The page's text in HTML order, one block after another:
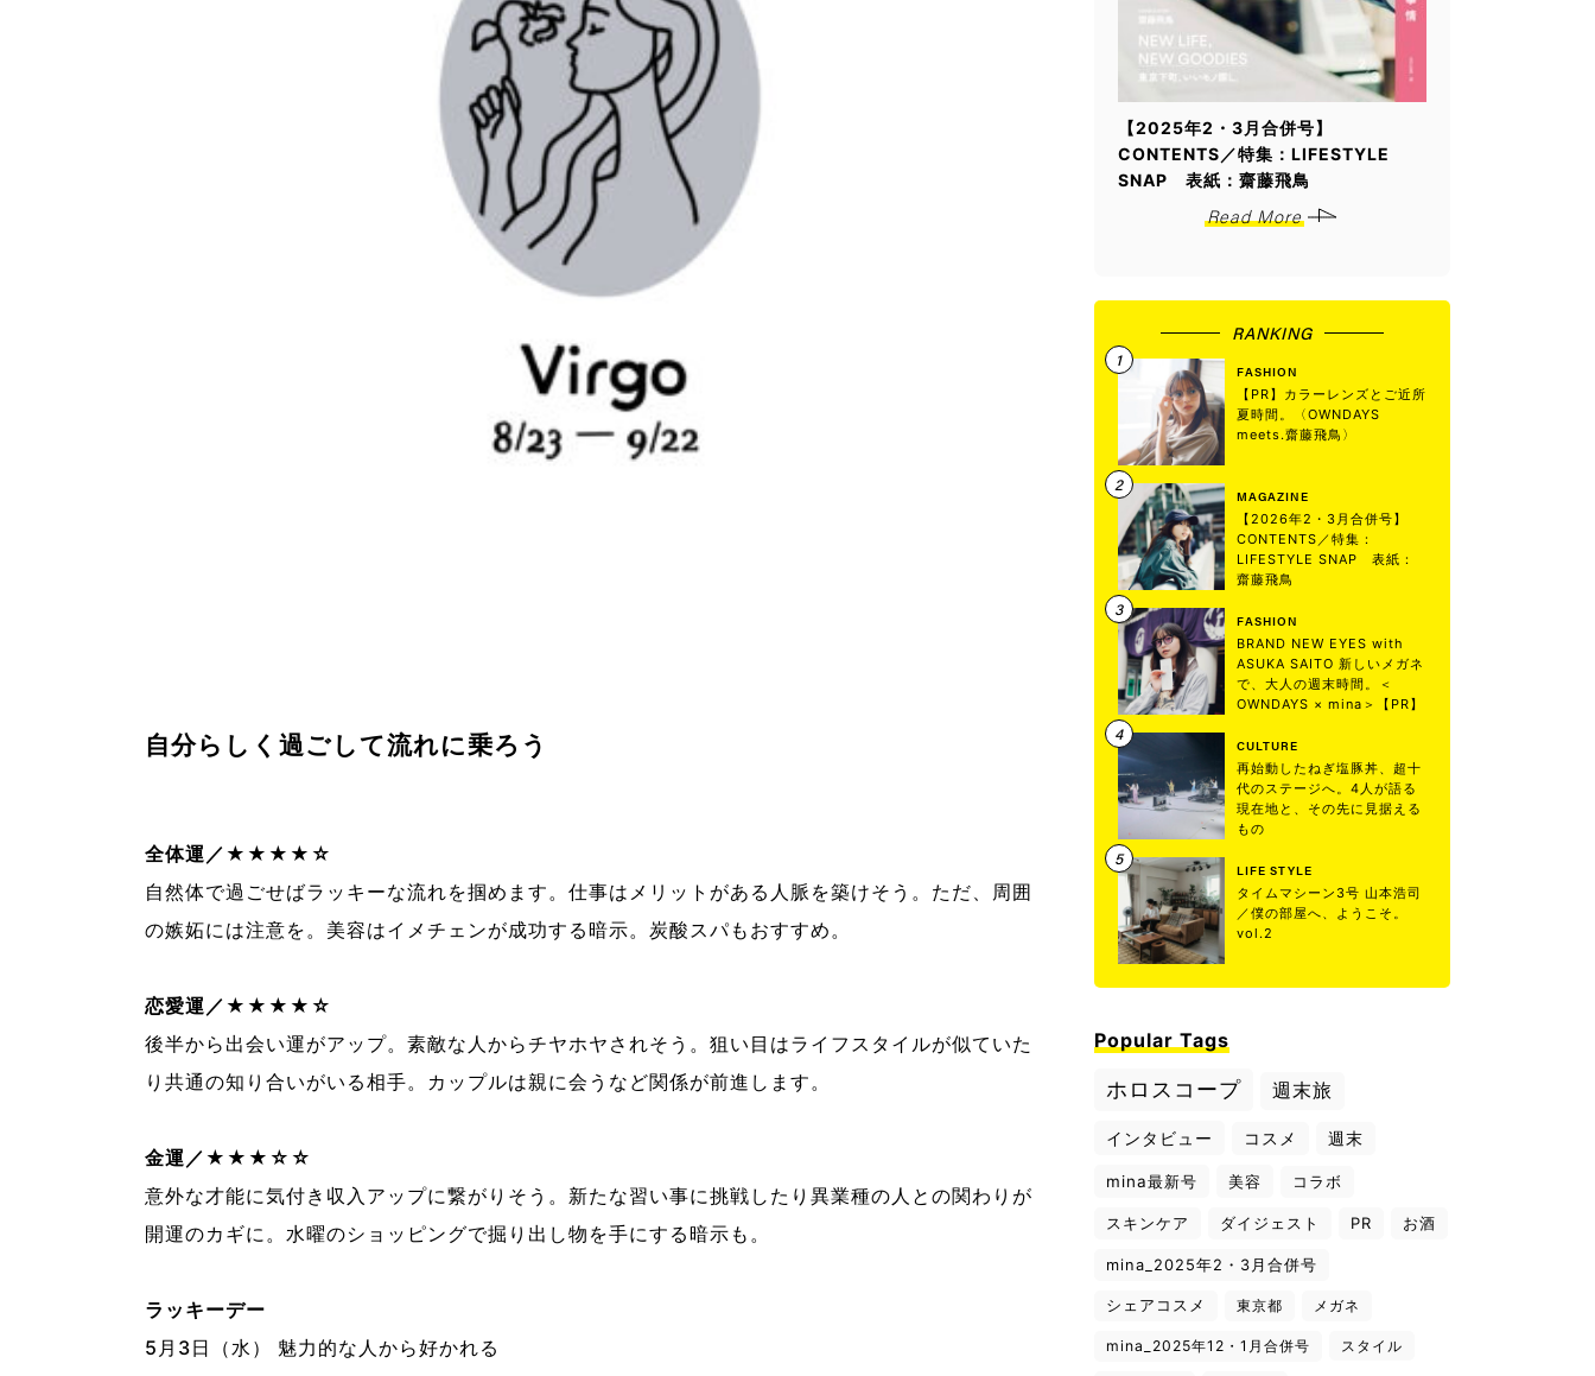
自分らしく過ごして流れに乗ろう
全体運／★★★★☆
自然体で過ごせばラッキーな流れを掴めます。 仕事はメリ ットがある人脈を築けそう。 ただ、 周囲
の嫉妬には注意を。 美容はイメチェンが成功する暗示。 炭酸スパもおすすめ。
恋愛運／★★★★☆
後半から出会い運がアップ。 素敵な人からチヤホヤされそ う。 狙い目はライフスタイルが似ていた
り共通の知り合いがいる相手。 カップルは親に会うなど関係が前進します。
金運／★★★☆☆
意外な才能に気付き収入アップに繋がりそう。 新たな習い事に挑戦したり異業種の人との関わりが
開運のカギに。 水曜のショッピングで掘り出し物を手にする暗示も。
ラッキーデー
5 月 3日 （水） 魅力的な人から好かれる
【2025年2・3月合併号】
CONTENTS／特集：LIFESTYLE
SNAP 表紙：齋藤飛鳥
Read More
RANKING
FASHION
【PR】カラーレンズとご近所
夏時間。〈OWNDAYS
meets.齋藤飛鳥〉
MAGAZINE
【2026年2・3月合併号】
CONTENTS／特集：
LIFESTYLE SNAP 表紙：
齋藤飛鳥
FASHION
BRAND NEW EYES with
ASUKA SAITO 新しいメガネ
で、大人の週末時間。＜
OWNDAYS × mina＞【PR】
CULTURE
再始動したねぎ塩豚丼、超十
代のステージへ。4人が語る
現在地と、その先に見据える
もの
LIFE STYLE
タイムマシーン3号 山本浩司
／僕の部屋へ、ようこそ。
vol.2
Popular Tags
ホロスコープ 週末旅
インタビュー コスメ 週末
mina最新号 美容 コラボ
スキンケア ダイジェスト PR お酒
mina_2025年2・3月合併号
シェアコスメ 東京都 メガネ
mina_2025年12・1月合併号 スタイル